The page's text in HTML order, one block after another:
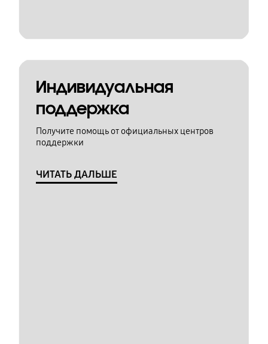
Индивидуальная
поддержка
Получите помощь от официальных центров
поддержки
ЧИТАТЬ ДАЛЬШЕ